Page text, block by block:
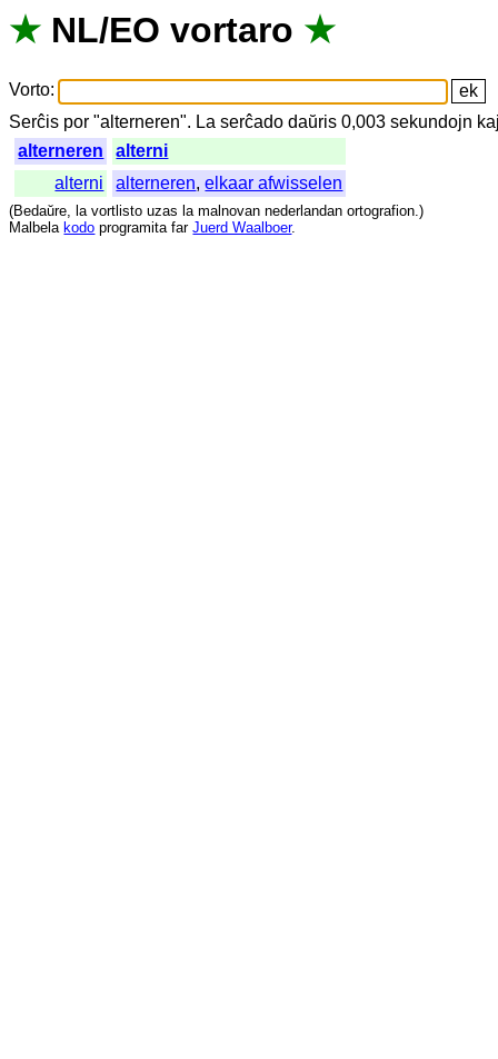
★ NL/EO vortaro ★
Vorto:
Serĉis por "alterneren". La serĉado daŭris 0,003sekundojn
alterneren
alterni
alterni
alterneren,elkaar afwisselen
(Bedaŭre, la vortlisto uzas la malnovan nederlandan ortografion.)
Malbela kodo programita far Juerd Waalboer.